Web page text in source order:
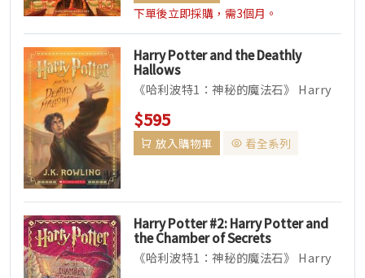
下單後立即採購，需3個月。
Harry Potter and the Deathly
Hallows
《哈利波特1：神秘的魔法石》 Harry
Potter and the Philosopher&rs...
$595
放入購物車 看全系列
Harry Potter #2: Harry Potter and
the Chamber of Secrets
《哈利波特1：神秘的魔法石》 Harry